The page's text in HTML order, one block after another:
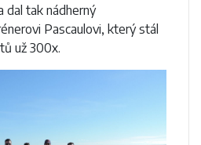
dal tak nádherný
Pascaulovi, který stál
už 300x.